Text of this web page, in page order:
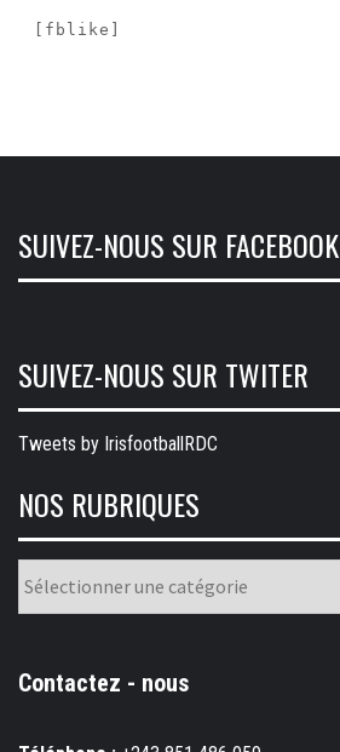
[fblike]
SUIVEZ-NOUS SUR FACEBOOK
SUIVEZ-NOUS SUR TWITER
Tweets by IrisfootballRDC
NOS RUBRIQUES
rubriques
Contactez - nous